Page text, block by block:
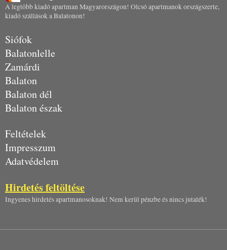
A legtöbb kiadó apartman Magyarországon! Olcsó apartmanok országszerte,
kiadó szállások a Balatonon!
Siófok
Balatonlelle
Zamárdi
Balaton
Balaton dél
Balaton észak
Feltételek
Impresszum
Adatvédelem
Hirdetés feltöltése
Ingyenes hirdetés apartmanosoknak! Nem kerül pénzbe és nincs jutalék!